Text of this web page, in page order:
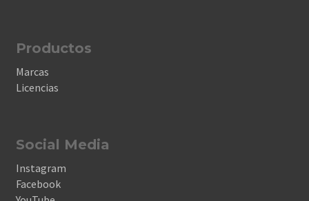
Productos
Marcas
Licencias
Social Media
Instagram
Facebook